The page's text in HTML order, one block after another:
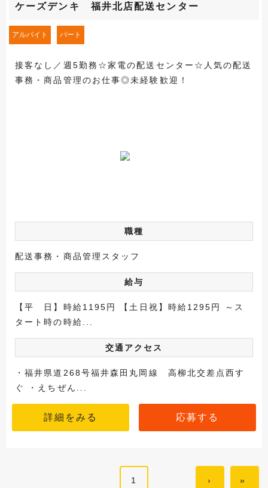
ケーズデンキ 福井北店配送センター
アルバイト パート
接客なし／週5勤務☆家電の配送センター☆人気の配送
事務・商品管理のお仕事◎未経験歓迎！
職種
配送事務・商品管理スタッフ
給与
【平 日】時給1195円 【土日祝】時給1295円 ～ス
タート時の時給...
交通アクセス
・福井県道268号福井森田丸岡線 高柳北交差点西す
ぐ ・えちぜん...
詳細をみる 応募する
1 › »